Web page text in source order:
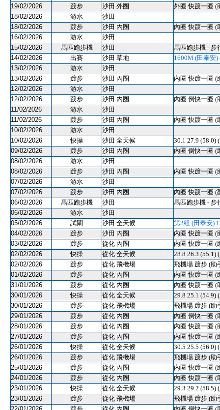
19/02/2026
踱步 沙田 外圈
外圈 快踱一圈 (
18/02/2026
游水
沙田
18/02/2026
踱步 沙田 內圈
內圈 快踱一圈 (
16/02/2026
游水
沙田
15/02/2026
馬匹跑步機 沙田
馬匹跑步機 - 步
14/02/2026
出賽 沙田 草地
1600M (田泰安)
13/02/2026
游水
沙田
13/02/2026
踱步 沙田 內圈
內圈 快踱一圈 (
12/02/2026
游水
沙田
12/02/2026
踱步 沙田 內圈
內圈 倒快一圈 (
11/02/2026
游水
沙田
11/02/2026
踱步 沙田 內圈
內圈 快踱一圈 (
10/02/2026
游水
沙田
10/02/2026
快操 沙田 全天候
30.1 27.9 (58.0)
09/02/2026
踱步 沙田 內圈
內圈 倒快一圈 (
08/02/2026
游水
沙田
08/02/2026
踱步 沙田 內圈
內圈 快踱一圈 (
07/02/2026
游水
沙田
07/02/2026
踱步 沙田 內圈
內圈 快踱一圈 (
06/02/2026
馬匹跑步機 沙田
馬匹跑步機 - 步
06/02/2026
游水
沙田
05/02/2026
試閘 沙田 全天候
第2組 (田泰安)
04/02/2026
踱步 沙田 內圈
內圈 快踱一圈 (
03/02/2026
踱步 從化 內圈
內圈 快踱一圈 (
02/02/2026
快操 從化 全天候
28.8 26.3 (55.1)
02/02/2026
踱步 從化 飛機場
飛機場 踱步 (助
01/02/2026
踱步 從化 內圈
內圈 快踱一圈 (
31/01/2026
踱步 從化 內圈
內圈 快踱一圈 (
30/01/2026
快操 從化 全天候
29.8 25.1 (54.9)
30/01/2026
踱步 從化 飛機場
飛機場 踱步 (助
29/01/2026
踱步 從化 內圈
內圈 倒快一圈 (
28/01/2026
踱步 從化 內圈
內圈 快踱一圈 (
27/01/2026
踱步 從化 內圈
內圈 快踱一圈 (
26/01/2026
快操 從化 全天候
30.5 25.5 (56.0)
26/01/2026
踱步 從化 飛機場
飛機場 踱步 (助
25/01/2026
踱步 從化 內圈
內圈 快踱一圈 (
24/01/2026
踱步 從化 內圈
內圈 快踱一圈 (
23/01/2026
快操 從化 全天候
29.3 29.2 (58.5)
23/01/2026
踱步 從化 飛機場
飛機場 踱步 (助